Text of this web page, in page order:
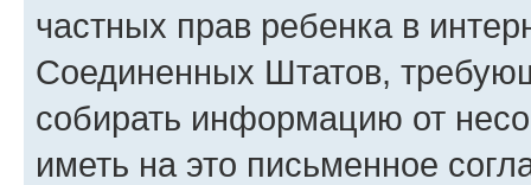
частных прав ребенка в
Соединенных Штатов,
собирать информацию от
иметь на это письменное